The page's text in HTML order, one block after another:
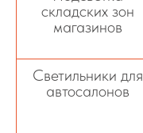
складских зон
магазинов
Светильники для
автосалонов